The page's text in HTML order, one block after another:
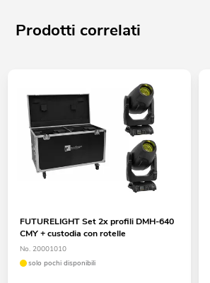
Prodotti correlati
FUTURELIGHT Set 2x profili DMH-640
CMY + custodia con rotelle
No. 20001010
solo pochi disponibili